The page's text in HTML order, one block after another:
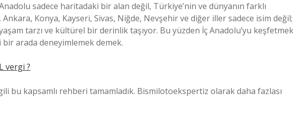
sadece haritadaki bir alan değil, Türkiye’nin ve dünyanın farklı
Konya, Kayseri, Sivas, Niğde, Nevşehir ve diğer iller sadece isim değil;
tarzı ve kültürel bir derinlik taşıyor. Bu yüzden İç Anadolu’yu
arada deneyimlemek demek.
vergi ?
bu kapsamlı rehberi tamamladık. Bismilotoekspertiz olarak daha fazlası